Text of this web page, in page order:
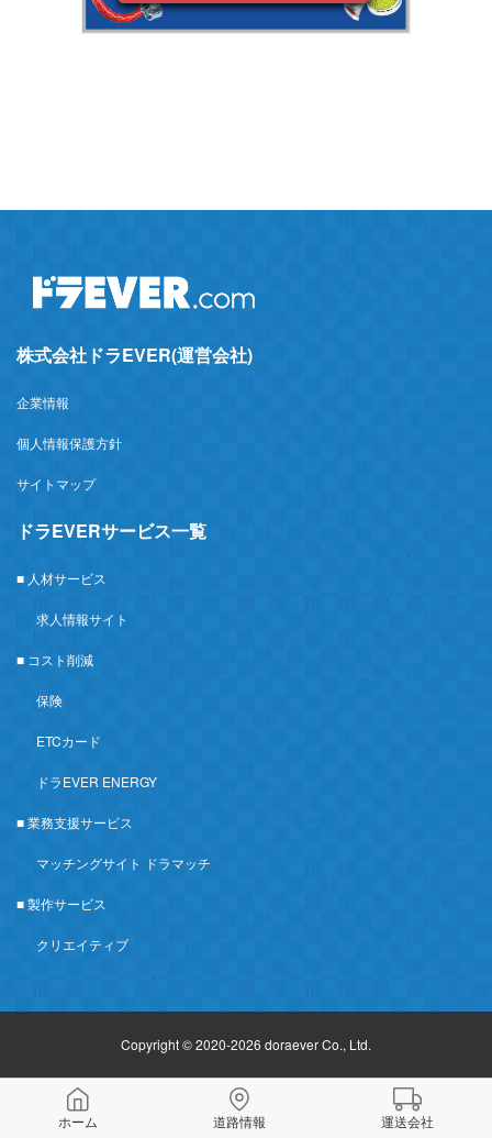
ホーム 道路情報 運送会社
株式会社ドラEVER(運営会社)
企業情報
個人情報保護方針
サイトマップ
ドラEVERサービス一覧
■ 人材サービス
求人情報サイト
■ コスト削減
保険
ETCカード
ドラEVER ENERGY
■ 業務支援サービス
マッチングサイト ドラマッチ
■ 製作サービス
クリエイティブ
Copyright © 2020-2026 doraever Co., Ltd.